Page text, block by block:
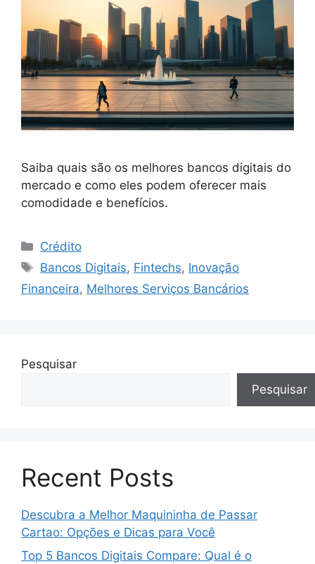
Saiba quais são os melhores bancos digitais do
mercado e como eles podem oferecer mais
comodidade e benefícios.
Categorias
Crédito
Tags
Bancos Digitais, Fintechs, Inovação
Financeira, Melhores Serviços Bancários
Pesquisar
Pesquisar
Recent Posts
Descubra a Melhor Maquininha de Passar
Cartao: Opções e Dicas para Você
Top 5 Bancos Digitais Compare: Qual é o